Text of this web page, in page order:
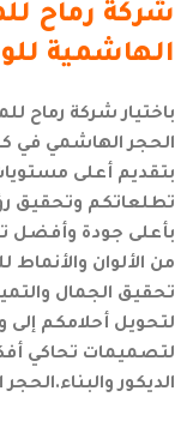
شركة رماح
الهاشمية
باختيار شركة رماح
الحجر الهاشمي في
بتقديم أعلى
تطلعاتكم وتحقيق
بأعلى جودة وأفضل
من الألوان
تحقيق الجمال
لتحويل أحلامكم
لتصميمات تحاكي
الديكور